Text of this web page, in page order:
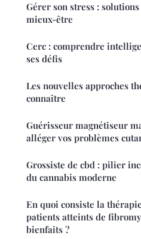
Gérer son stress :
mieux-être
Cerc : comprendre
ses défis
Les nouvelles approches
connaître
Guérisseur magnétiseur
alléger vos problèmes
Grossiste de cbd : pilier
du cannabis moderne
En quoi consiste la
patients atteints de
bienfaits ?